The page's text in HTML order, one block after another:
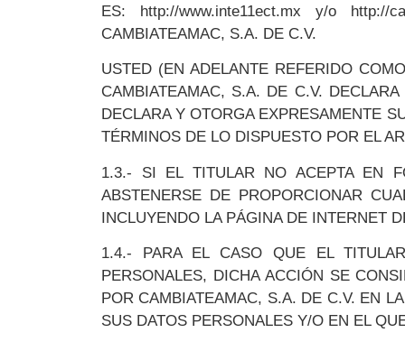
ES: http://www.inte11ect.mx y/o http://
CAMBIATEAMAC, S.A. DE C.V.
USTED (EN ADELANTE REFERIDO
CAMBIATEAMAC, S.A. DE C.V.
DECLARA Y OTORGA EXPRESAMENTE
TÉRMINOS DE LO DISPUESTO POR EL
1.3.- SI EL TITULAR NO ACEPTA EN
ABSTENERSE DE PROPORCIONAR
INCLUYENDO LA PÁGINA DE INTERNET
1.4.- PARA EL CASO QUE EL
PERSONALES, DICHA ACCIÓN SE
POR CAMBIATEAMAC, S.A. DE C.V. EN
SUS DATOS PERSONALES Y/O EN EL